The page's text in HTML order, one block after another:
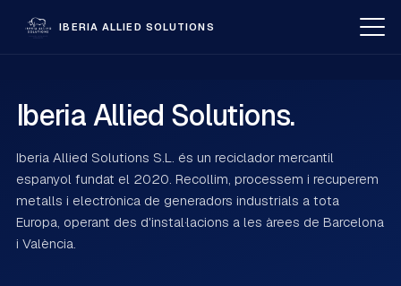
IBERIA ALLIED SOLUTIONS
Com comprem
Empresa
Contacte
Iberia Allied Solutions.
Iberia Allied Solutions S.L. és un reciclador mercantil
espanyol fundat el 2020. Recollim, processem i recuperem
metalls i electrònica de generadors industrials a tota
Europa, operant des d'instal·lacions a les àrees de Barcelona
i València.